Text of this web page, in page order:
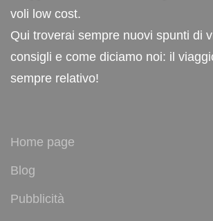
voli low cost.
Qui troverai sempre nuovi spunti di
consigli e come diciamo noi: il
sempre relativo!
Home page
Blog
Pubblicità